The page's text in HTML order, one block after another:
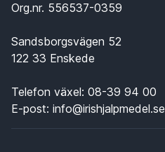
Org.nr. 556537-0359
Sandsborgsvägen 52
122 33 Enskede
Telefon växel: 08-39 94 00
E-post: info@irishjalpmedel.se